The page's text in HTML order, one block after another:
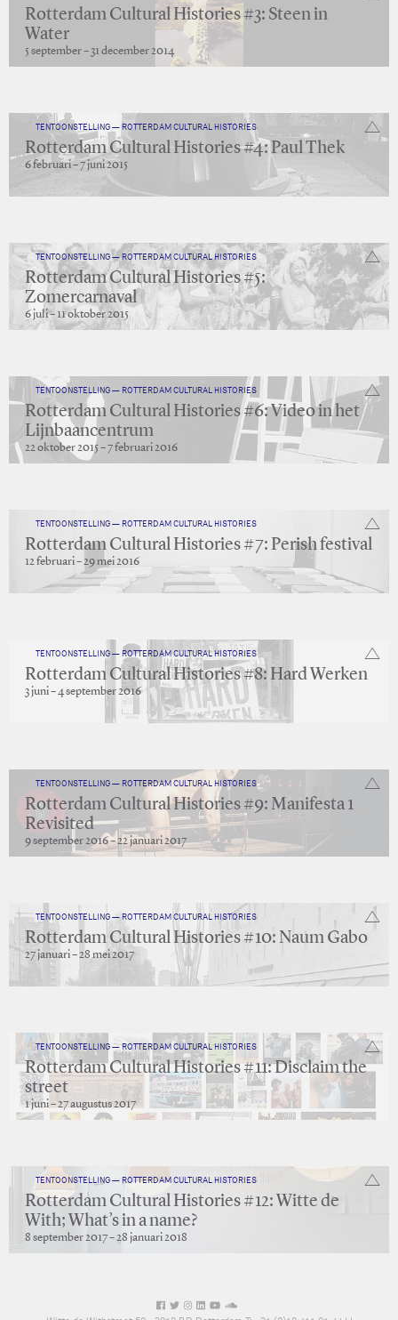
Rotterdam Cultural Histories #3: Steen in
Water
5 september – 31 december 2014
TENTOONSTELLING — ROTTERDAM CULTURAL HISTORIES
Rotterdam Cultural Histories #4: Paul Thek
6 februari – 7 juni 2015
TENTOONSTELLING — ROTTERDAM CULTURAL HISTORIES
Rotterdam Cultural Histories #5:
Zomercarnaval
6 juli – 11 oktober 2015
TENTOONSTELLING — ROTTERDAM CULTURAL HISTORIES
Rotterdam Cultural Histories #6: Video in het
Lijnbaancentrum
22 oktober 2015 – 7 februari 2016
TENTOONSTELLING — ROTTERDAM CULTURAL HISTORIES
Rotterdam Cultural Histories #7: Perish festival
12 februari – 29 mei 2016
TENTOONSTELLING — ROTTERDAM CULTURAL HISTORIES
Rotterdam Cultural Histories #8: Hard Werken
3 juni – 4 september 2016
TENTOONSTELLING — ROTTERDAM CULTURAL HISTORIES
Rotterdam Cultural Histories #9: Manifesta 1
Revisited
9 september 2016 – 22 januari 2017
TENTOONSTELLING — ROTTERDAM CULTURAL HISTORIES
Rotterdam Cultural Histories #10: Naum Gabo
27 januari – 28 mei 2017
TENTOONSTELLING — ROTTERDAM CULTURAL HISTORIES
Rotterdam Cultural Histories #11: Disclaim the
street
1 juni – 27 augustus 2017
TENTOONSTELLING — ROTTERDAM CULTURAL HISTORIES
Rotterdam Cultural Histories #12: Witte de
With; What’s in a name?
8 september 2017 – 28 januari 2018